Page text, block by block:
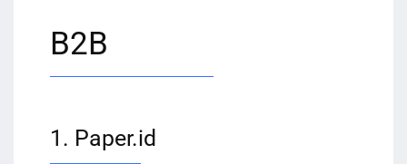
B2B
1. Paper.id